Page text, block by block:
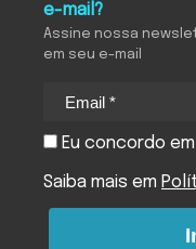
e-mail?
Assine nossa
em seu e-mail
Eu concordo
Saiba mais em